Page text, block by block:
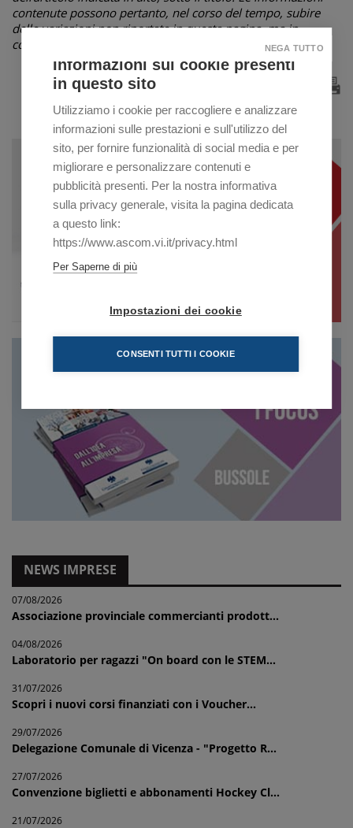
contenute possono pertanto, nel corso del tempo, subire
delle variazioni non riportate in questa pagina, ma in
comunicazioni successive o non essere più attuali.
NEWS IMPRESE
07/08/2026
Associazione provinciale commercianti prodott...
04/08/2026
Laboratorio per ragazzi "On board con le STEM...
31/07/2026
Scopri i nuovi corsi finanziati con i Voucher...
29/07/2026
Delegazione Comunale di Vicenza - "Progetto R...
27/07/2026
Convenzione biglietti e abbonamenti Hockey Cl...
21/07/2026
Informazioni sui cookie presenti
in questo sito
Utilizziamo i cookie per raccogliere e analizzare
informazioni sulle prestazioni e sull'utilizzo del
sito, per fornire funzionalità di social media e per
migliorare e personalizzare contenuti e
pubblicità presenti. Per la nostra informativa
sulla privacy generale, visita la pagina dedicata
a questo link:
https://www.ascom.vi.it/privacy.html
Per Saperne di più
Impostazioni dei cookie
NEGA TUTTO
CONSENTI TUTTI I COOKIE